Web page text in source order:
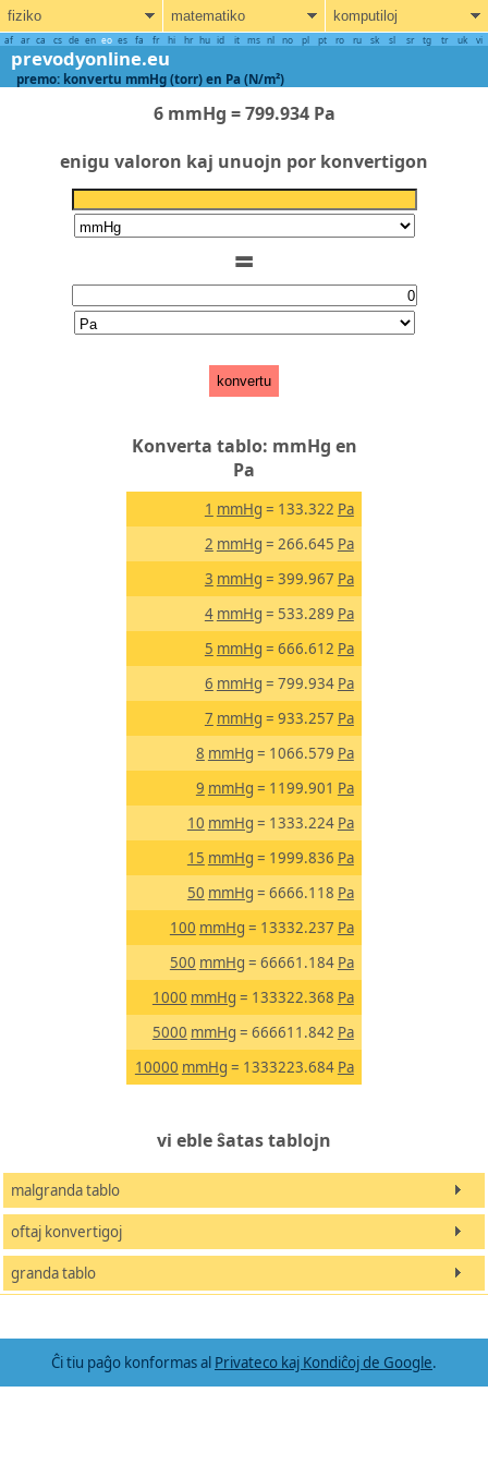
fiziko matematiko komputiloj
af ar ca cs de en eo es fa fr hi hr hu id it ms nl no pl pt ro ru sk sl sr tg tr uk vi
prevodyonline.eu
premo: konvertu mmHg (torr) en Pa (N/m²)
6 mmHg = 799.934 Pa
enigu valoron kaj unuojn por konvertigon
=
konvertu
Konverta tablo: mmHg en
Pa
1 mmHg = 133.322 Pa
2 mmHg = 266.645 Pa
3 mmHg = 399.967 Pa
4 mmHg = 533.289 Pa
5 mmHg = 666.612 Pa
6 mmHg = 799.934 Pa
7 mmHg = 933.257 Pa
8 mmHg = 1066.579 Pa
9 mmHg = 1199.901 Pa
10 mmHg = 1333.224 Pa
15 mmHg = 1999.836 Pa
50 mmHg = 6666.118 Pa
100 mmHg = 13332.237 Pa
500 mmHg = 66661.184 Pa
1000 mmHg = 133322.368 Pa
5000 mmHg = 666611.842 Pa
10000 mmHg = 1333223.684 Pa
vi eble ŝatas tablojn
malgranda tablo
oftaj konvertigoj
granda tablo
Ĉi tiu paĝo konformas al Privateco kaj Kondiĉoj de Google.